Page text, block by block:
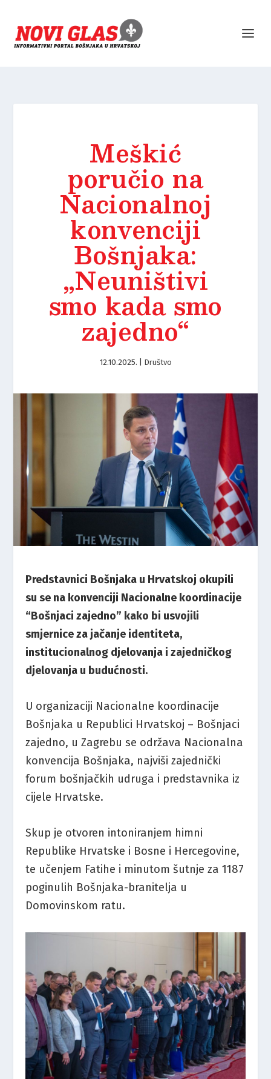
Meškić
poručio na
Nacionalnoj
konvenciji
Bošnjaka:
„Neuništivi
smo kada smo
zajedno“
12.10.2025. Društvo
Predstavnici Bošnjaka u Hrvatskoj okupili
su se na konvenciji Nacionalne koordinacije
“Bošnjaci zajedno” kako bi usvojili
smjernice za jačanje identiteta,
institucionalnog djelovanja i zajedničkog
djelovanja u budućnosti.
U organizaciji Nacionalne koordinacije
Bošnjaka u Republici Hrvatskoj – Bošnjaci
zajedno, u Zagrebu se održava Nacionalna
konvencija Bošnjaka, najviši zajednički
forum bošnjačkih udruga i predstavnika iz
cijele Hrvatske.
Skup je otvoren intoniranjem himni
Republike Hrvatske i Bosne i Hercegovine,
te učenjem Fatihe i minutom šutnje za 1187
poginulih Bošnjaka-branitelja u
Domovinskom ratu.